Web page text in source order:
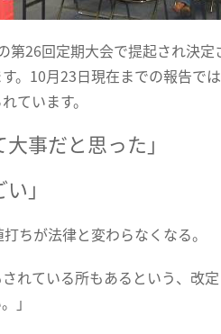
第26回定期大会で提起され決
。10月23日現在までの報告で
ています。
事だと思った」
」
ちが法律と変わらなくなる。
れている所もあるという、改
」